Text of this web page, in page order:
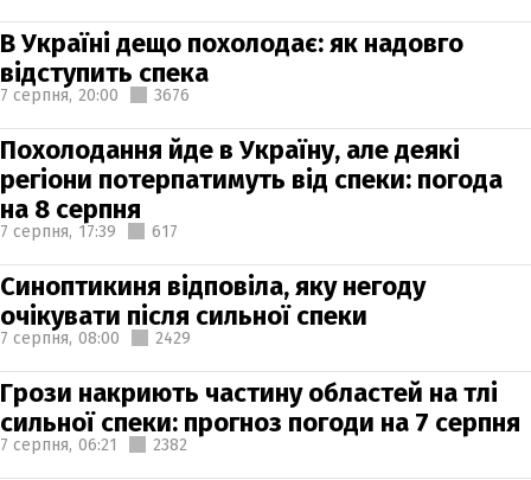
В Україні дещо похолодає: як надовго
відступить спека
7 серпня, 20:00 3676
Похолодання йде в Україну, але деякі
регіони потерпатимуть від спеки: погода
на 8 серпня
7 серпня, 17:39 617
Синоптикиня відповіла, яку негоду
очікувати після сильної спеки
7 серпня, 08:00 2429
Грози накриють частину областей на тлі
сильної спеки: прогноз погоди на 7 серпня
7 серпня, 06:21 2382